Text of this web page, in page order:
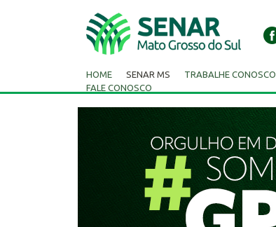
HOME SENAR MS TRABALHE CONOSCO
FALE CONOSCO